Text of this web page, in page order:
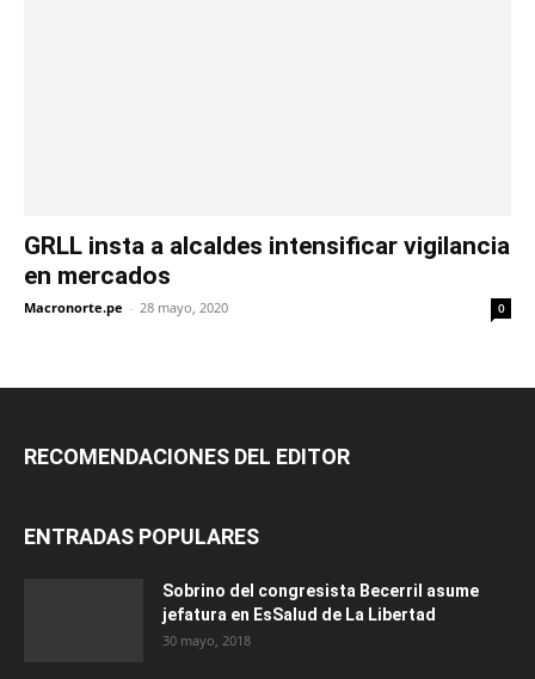
GRLL insta a alcaldes intensificar vigilancia
en mercados
Macronorte.pe - 28 mayo, 2020 0
RECOMENDACIONES DEL EDITOR
ENTRADAS POPULARES
Sobrino del congresista Becerril asume
jefatura en EsSalud de La Libertad
30 mayo, 2018